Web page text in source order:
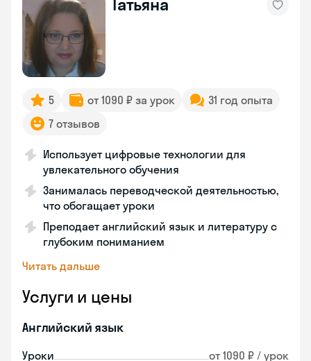
Татьяна
5 от 1090 ₽ за урок
31 год опыта
7 отзывов
Использует цифровые технологии для
увлекательного обучения
Занималась переводческой деятельностью,
что обогащает уроки
Преподает английский язык и литературу с
глубоким пониманием
Читать дальше
Услуги и цены
Английский язык
Уроки от 1090 ₽ / урок